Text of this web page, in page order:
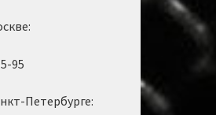
95
Петербурге: